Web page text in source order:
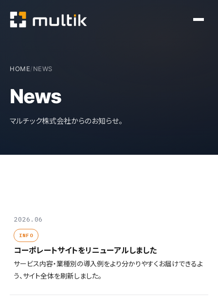
HOME/NEWS
News
マルチック株式会社からのお知らせ。
2026.06
INFO
コーポレートサイトをリニューアルしました
サービス内容・業種別の導入例をより分かりやすくお届けできるよ
う、サイト全体を刷新しました。